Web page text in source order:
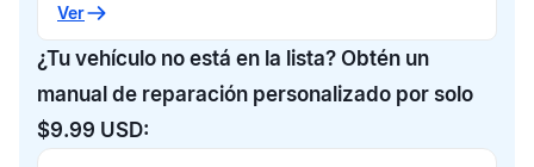
Ver
¿Tu vehículo no está en la lista? Obtén un
manual de reparación personalizado por solo
$9.99 USD: